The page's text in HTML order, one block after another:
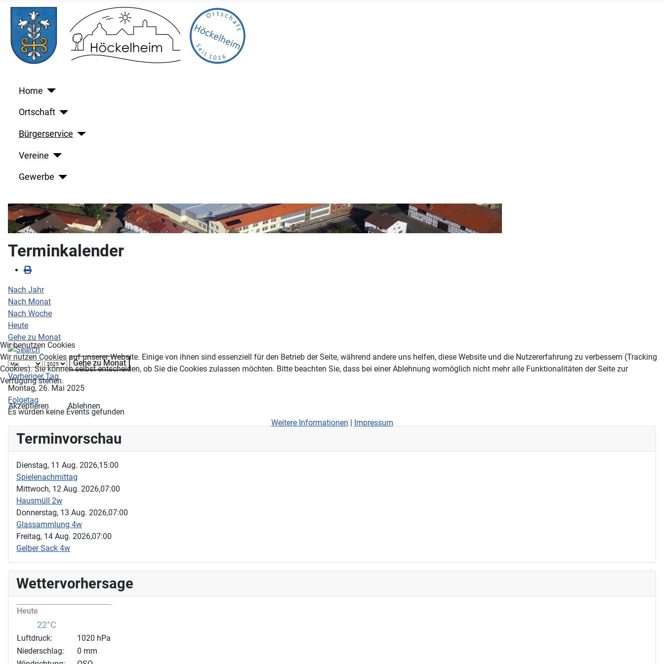
Home
Ortschaft
Bürgerservice
Vereine
Gewerbe
Terminkalender
Nach Jahr
Nach Monat
Nach Woche
Heute
Gehe zu Monat
Gehe zu Monat
Vorheriger Tag
Montag, 26. Mai 2025
Folgetag
Es wurden keine Events gefunden
Terminvorschau
Dienstag, 11 Aug. 2026,15:00
Spielenachmittag
Mittwoch, 12 Aug. 2026,07:00
Hausmüll 2w
Donnerstag, 13 Aug. 2026,07:00
Glassammlung 4w
Freitag, 14 Aug. 2026,07:00
Gelber Sack 4w
Wettervorhersage
Heute
22°C
Luftdruck:
1020 hPa
Niederschlag:
0 mm
Wir benutzen Cookies
Wir nutzen Cookies auf unserer Website. Einige von ihnen sind essenziell für den Betrieb der Seite, während andere uns helfen, diese Website und die Nutzererfahrung zu verbessern (Tracking
Cookies). Sie können selbst entscheiden, ob Sie die Cookies zulassen möchten. Bitte beachten Sie, dass bei einer Ablehnung womöglich nicht mehr alle Funktionalitäten der Seite zur
Verfügung stehen.
Akzeptieren
Ablehnen
Weitere Informationen | Impressum